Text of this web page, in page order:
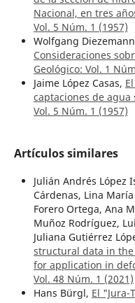
Nacional, en tres
Vol. 5 Núm. 1 (1957)
Wolfgang
Consideraciones
Geológico: Vol. 1
Jaime López Casas,
captaciones de agua
Vol. 5 Núm. 1 (1957)
Artículos similares
Julián Andrés López
Cárdenas, Lina
Forero Ortega, Ana
Muñoz Rodríguez,
Juliana Gutiérrez
structural data in
for application in
Vol. 48 Núm. 1 (2021)
Hans Bürgl, El "Jura-